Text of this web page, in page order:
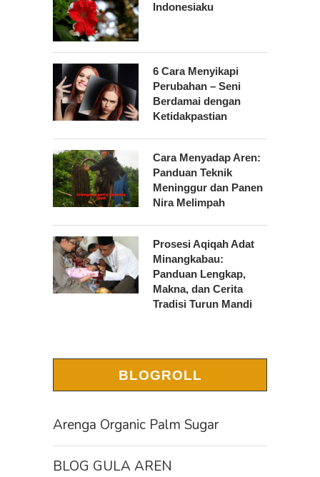
Indonesiaku
6 Cara Menyikapi
Perubahan – Seni
Berdamai dengan
Ketidakpastian
Cara Menyadap Aren:
Panduan Teknik
Meninggur dan Panen
Nira Melimpah
Prosesi Aqiqah Adat
Minangkabau:
Panduan Lengkap,
Makna, dan Cerita
Tradisi Turun Mandi
BLOGROLL
Arenga Organic Palm Sugar
BLOG GULA AREN